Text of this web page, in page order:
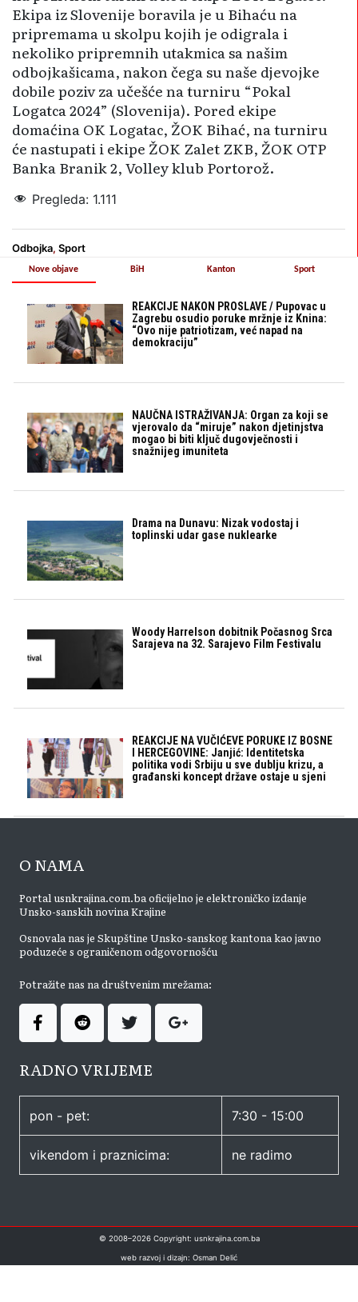
Ekipa iz Slovenije boravila je u Bihaću na
pripremama u skolpu kojih je odigrala i
nekoliko pripremnih utakmica sa našim
odbojkašicama, nakon čega su naše djevojke
dobile poziv za učešće na turniru “Pokal
Logatca 2024” (Slovenija). Pored ekipe
domaćina OK Logatac, ŽOK Bihać, na turniru
će nastupati i ekipe ŽOK Zalet ZKB, ŽOK OTP
Banka Branik 2, Volley klub Portorož.
Pregleda: 1.111
Odbojka, Sport
Nove objave
REAKCIJE NAKON PROSLAVE / Pupovac u
Zagrebu osudio poruke mržnje iz Knina:
“Ovo nije patriotizam, već napad na
demokraciju”
NAUČNA ISTRAŽIVANJA: Organ za koji se
vjerovalo da “miruje” nakon djetinjstva
mogao bi biti ključ dugovječnosti i
snažnijeg imuniteta
Drama na Dunavu: Nizak vodostaj i
toplinski udar gase nuklearke
Woody Harrelson dobitnik Počasnog Srca
Sarajeva na 32. Sarajevo Film Festivalu
REAKCIJE NA VUČIĆEVE PORUKE IZ BOSNE
I HERCEGOVINE: Janjić: Identitetska
politika vodi Srbiju u sve dublju krizu, a
građanski koncept države ostaje u sjeni
BiH Kanton Sport
O NAMA
Portal usnkrajina.com.ba oficijelno je elektroničko izdanje
Unsko-sanskih novina Krajine
Osnovala nas je Skupštine Unsko-sanskog kantona kao javno
poduzeće s ograničenom odgovornošću
Potražite nas na društvenim mrežama:
RADNO VRIJEME
pon - pet: 7:30 - 15:00
vikendom i praznicima: ne radimo
© 2008–2026Copyright: usnkrajina.com.ba
web razvoj i dizajn: Osman Delić